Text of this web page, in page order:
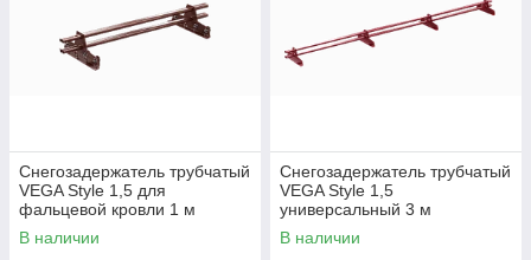
Снегозадержатель трубчатый
VEGA Style 1,5 для
фальцевой кровли 1 м
В наличии
Снегозадержатель трубчатый
VEGA Style 1,5
универсальный 3 м
В наличии